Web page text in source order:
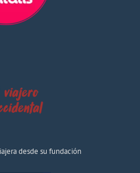
desde su fundación